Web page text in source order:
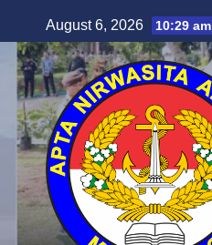
to
content
August 6, 2026 10:29 am